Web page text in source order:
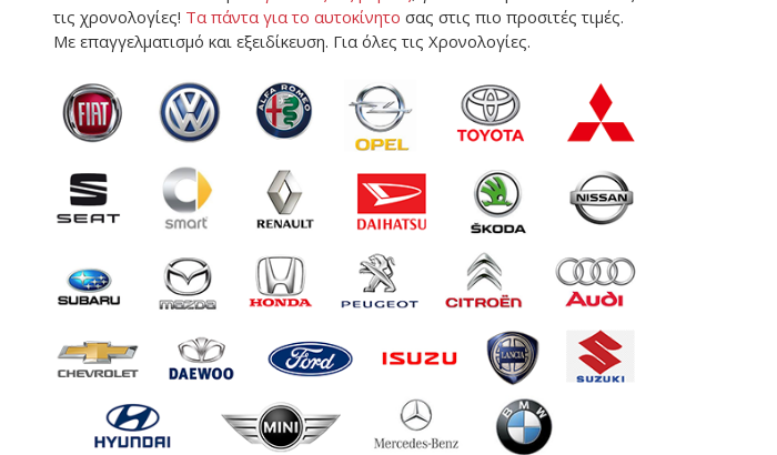
τις χρονολογίες! Τα πάντα για το αυτοκίνητο σας στις πιο προσιτές τιμές.
Με επαγγελματισμό και εξειδίκευση. Για όλες τις Χρονολογίες.